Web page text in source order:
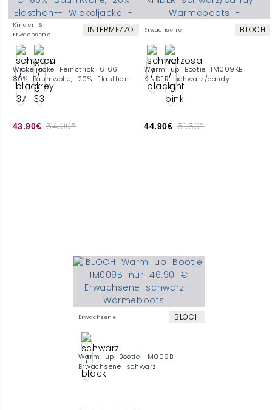
Kinder &
Erwachsene
INTERMEZZO
Wickeljacke Feinstrick 6166
80% Baumwolle, 20% Elasthan
43.90€ 54.90*
Erwachsene BLOCH
Warm up Bootie IM009KB
KINDER schwarz/candy
44.90€ 51.50*
Erwachsene BLOCH
Warm up Bootie IM009B
Erwachsene schwarz